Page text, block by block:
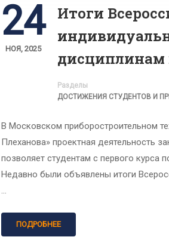
24
НОЯ, 2025
Итоги
дисциплинам
Разделы
ДОСТИЖЕНИЯ СТУДЕНТОВ И
В Московском приборостроительном
Плеханова» проектная деятельность
позволяет студентам с первого курса
Недавно были объявлены итоги
…
ПОДРОБНЕЕ